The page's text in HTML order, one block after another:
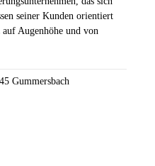
seiner Kunden orientiert
Augenhöhe und von
Gummersbach